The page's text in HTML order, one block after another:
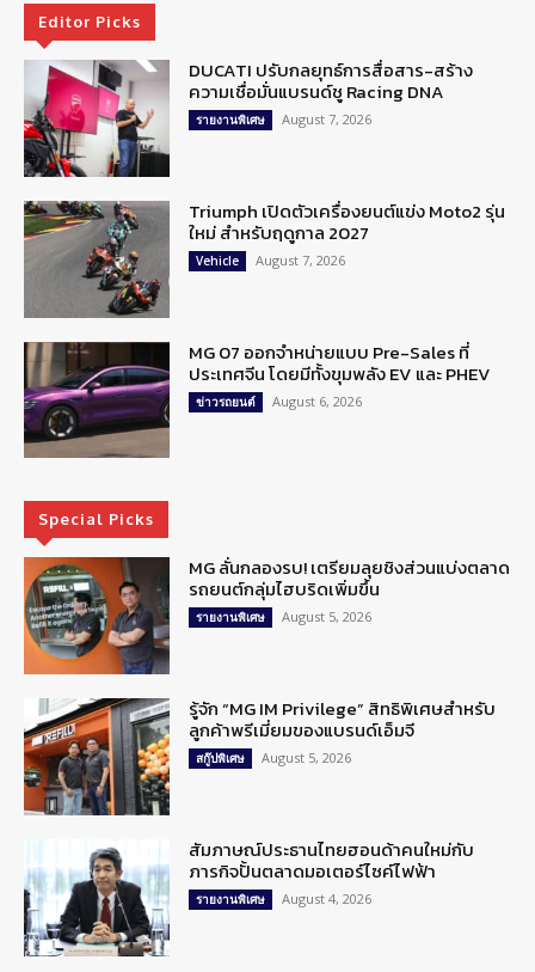
Editor Picks
DUCATI ปรับกลยุทธ์การสื่อสาร-สร้าง
ความเชื่อมั่นแบรนด์ชู Racing DNA
รายงานพิเศษ August 7, 2026
Triumph เปิดตัวเครื่องยนต์แข่ง Moto2 รุ่น
ใหม่ สำหรับฤดูกาล 2027
Vehicle August 7, 2026
MG 07 ออกจำหน่ายแบบ Pre-Sales ที่
ประเทศจีน โดยมีทั้งขุมพลัง EV และ PHEV
ข่าวรถยนต์ August 6, 2026
Special Picks
MG ลั่นกลองรบ! เตรียมลุยชิงส่วนแบ่งตลาด
รถยนต์กลุ่มไฮบริดเพิ่มขึ้น
รายงานพิเศษ August 5, 2026
รู้จัก “MG IM Privilege” สิทธิพิเศษสำหรับ
ลูกค้าพรีเมี่ยมของแบรนด์เอ็มจี
สกู๊ปพิเศษ August 5, 2026
สัมภาษณ์ประธานไทยฮอนด้าคนใหม่กับ
ภารกิจปั้นตลาดมอเตอร์ไซค์ไฟฟ้า
รายงานพิเศษ August 4, 2026